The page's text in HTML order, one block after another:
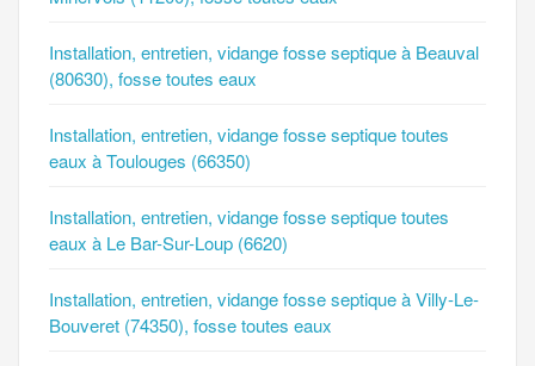
Installation, entretien, vidange fosse septique à Beauval
(80630), fosse toutes eaux
Installation, entretien, vidange fosse septique toutes
eaux à Toulouges (66350)
Installation, entretien, vidange fosse septique toutes
eaux à Le Bar-Sur-Loup (6620)
Installation, entretien, vidange fosse septique à Villy-Le-
Bouveret (74350), fosse toutes eaux